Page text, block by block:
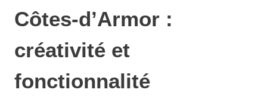
Côtes-d’Armor :
créativité et
fonctionnalité